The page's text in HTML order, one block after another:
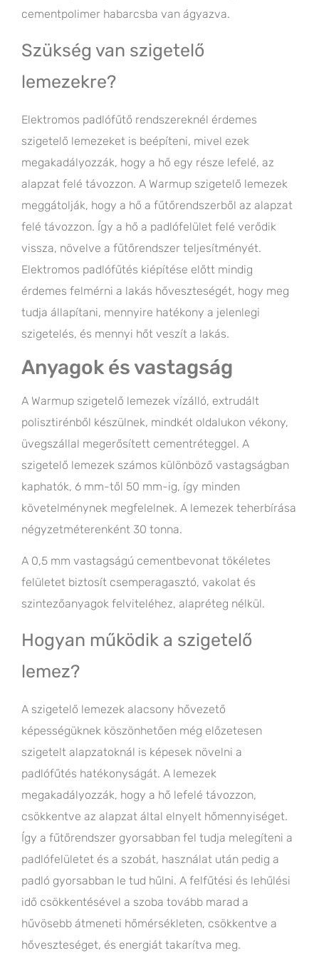
cementpolimer habarcsba van ágyazva.
Szükség van szigetelő
lemezekre?
Elektromos padlófűtő rendszereknél érdemes
szigetelő lemezeket is beépíteni, mivel ezek
megakadályozzák, hogy a hő egy része lefelé, az
alapzat felé távozzon. A Warmup szigetelő lemezek
meggátolják, hogy a hő a fűtőrendszerből az alapzat
felé távozzon. Így a hő a padlófelület felé verődik
vissza, növelve a fűtőrendszer teljesítményét.
Elektromos padlófűtés kiépítése előtt mindig
érdemes felmérni a lakás hőveszteségét, hogy meg
tudja állapítani, mennyire hatékony a jelenlegi
szigetelés, és mennyi hőt veszít a lakás.
Anyagok és vastagság
A Warmup szigetelő lemezek vízálló, extrudált
polisztirénből készülnek, mindkét oldalukon vékony,
üvegszállal megerősített cementréteggel. A
szigetelő lemezek számos különböző vastagságban
kaphatók, 6 mm-től 50 mm-ig, így minden
követelménynek megfelelnek. A lemezek teherbírása
négyzetméterenként 30 tonna.
A 0,5 mm vastagságú cementbevonat tökéletes
felületet biztosít csemperagasztó, vakolat és
szintezőanyagok felviteléhez, alapréteg nélkül.
Hogyan működik a szigetelő
lemez?
A szigetelő lemezek alacsony hővezető
képességüknek köszönhetően még előzetesen
szigetelt alapzatoknál is képesek növelni a
padlófűtés hatékonyságát. A lemezek
megakadályozzák, hogy a hő lefelé távozzon,
csökkentve az alapzat által elnyelt hőmennyiséget.
Így a fűtőrendszer gyorsabban fel tudja melegíteni a
padlófelületet és a szobát, használat után pedig a
padló gyorsabban le tud hűlni. A felfűtési és lehűlési
idő csökkentésével a szoba tovább marad a
hűvösebb átmeneti hőmérsékleten, csökkentve a
hőveszteséget, és energiát takarítva meg.